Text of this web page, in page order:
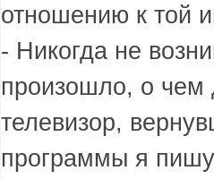
отношению к той
- Никогда не
произошло, о чем
телевизор,
программы я